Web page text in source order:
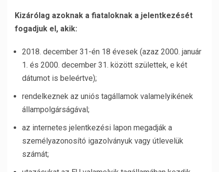
Kizárólag azoknak a fiataloknak a jelentkezését
fogadjuk el, akik:
2018. december 31-én 18 évesek (azaz 2000. január
1. és 2000. december 31. között születtek, e két
dátumot is beleértve);
rendelkeznek az uniós tagállamok valamelyikének
állampolgárságával;
az internetes jelentkezési lapon megadják a
személyazonosító igazolványuk vagy útlevelük
számát;